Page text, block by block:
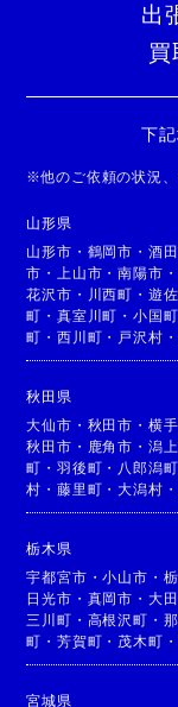
出
買
下
※他のご依頼の状況
山形県
山形市 ・ 鶴岡市 ・ 酒
市 ・ 上山市 ・南陽市 ・
花沢市 ・ 川西町 ・ 遊
町 ・真室川町 ・小国町
町 ・西川町 ・ 戸沢村 ・
秋田県
大仙市 ・ 秋田市 ・ 横
秋田市 ・ 鹿角市 ・ 潟
町 ・羽後町 ・ 八郎潟町
村 ・藤里町 ・大潟村 ・
栃木県
宇都宮市 ・小山市 ・
日光市 ・ 真岡市 ・ 大
三川町 ・ 高根沢町 ・
町 ・芳賀町 ・ 茂木町 ・
宮城県